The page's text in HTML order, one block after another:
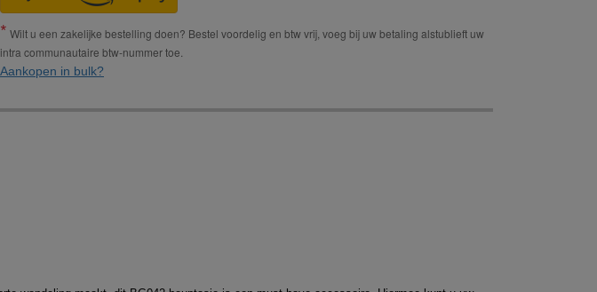
Wilt u een zakelijke bestelling doen? Bestel voordelig en btw vrij, voeg bij uw betaling alstublieft uw
intra communautaire btw-nummer toe.
Aankopen in bulk?